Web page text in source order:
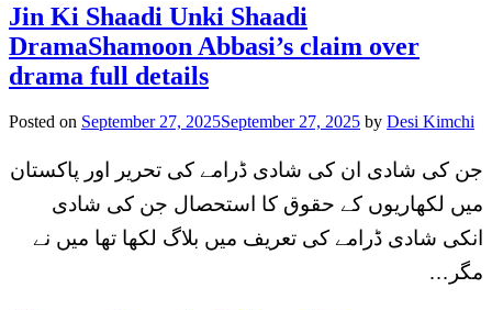
Jin Ki Shaadi Unki Shaadi
DramaShamoon Abbasi’s claim over
drama full details
Posted on September 27, 2025September 27, 2025 by Desi Kimchi
جن کی شادی ان کی شادی ڈرامے کی تحریر اور پاکستان
میں لکھاریوں کے حقوق کا استحصال جن کی شادی
انکی شادی ڈرامے کی تعریف میں بلاگ لکھا تھا میں نے
مگر…